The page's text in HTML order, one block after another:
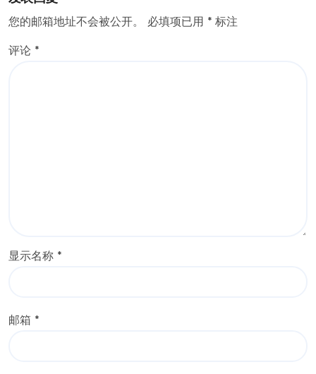
您的邮箱地址不会被公开。 必填项已用 * 标注
评论 *
显示名称 *
邮箱 *